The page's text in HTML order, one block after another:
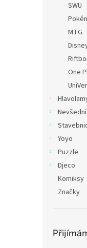
SWU
MTG
One
Yoyo
Puzzle
Djeco
Komiksy
Značky